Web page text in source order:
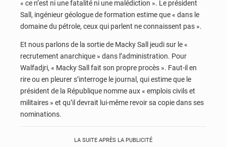
« ce n’est ni une fatalité ni une malédiction ». Le président
Sall, ingénieur géologue de formation estime que « dans le
domaine du pétrole, ceux qui parlent ne connaissent pas ».
Et nous parlons de la sortie de Macky Sall jeudi sur le «
recrutement anarchique » dans l’administration. Pour
Walfadjri, « Macky Sall fait son propre procès ». Faut-il en
rire ou en pleurer s’interroge le journal, qui estime que le
président de la République nomme aux « emplois civils et
militaires » et qu’il devrait lui-même revoir sa copie dans ses
nominations.
LA SUITE APRÈS LA PUBLICITÉ